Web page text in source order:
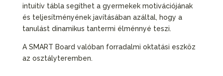
intuitív tábla segíthet a gyermekek motivációjának
és teljesítményének javításában azáltal, hogy a
tanulást dinamikus tantermi élménnyé teszi.
A SMART Board valóban forradalmi oktatási eszköz
az osztályteremben.